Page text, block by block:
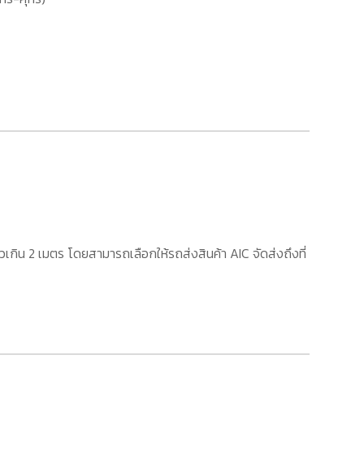
น 2 เมตร โดยสามารถเลือกให้รถส่งสินค้า AIC จัดส่งถึงที่